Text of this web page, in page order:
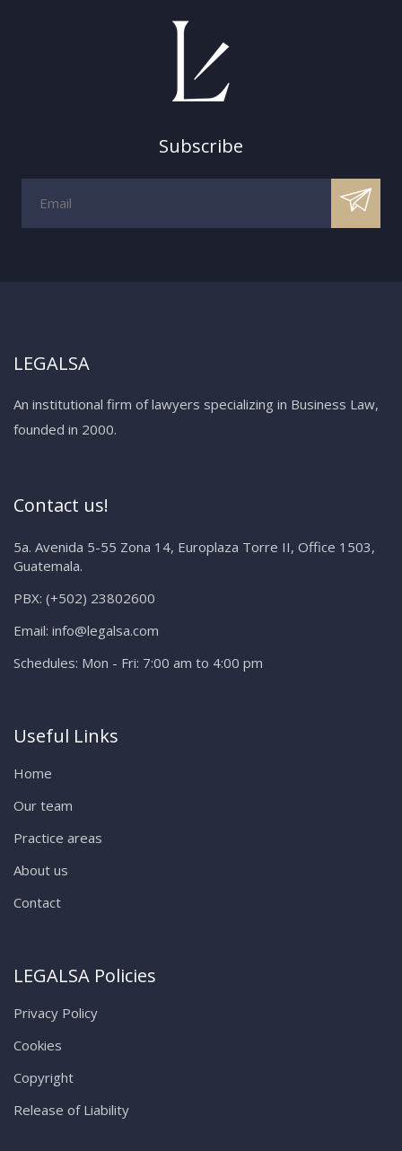
Subscribe
LEGALSA
An institutional firm of lawyers specializing in Business Law,
founded in 2000.
Contact us!
5a. Avenida 5-55 Zona 14, Europlaza Torre II, Office 1503,
Guatemala.
PBX: (+502) 23802600
Email: info@legalsa.com
Schedules: Mon - Fri: 7:00 am to 4:00 pm
Useful Links
Home
Our team
Practice areas
About us
Contact
LEGALSA Policies
Privacy Policy
Cookies
Copyright
Release of Liability